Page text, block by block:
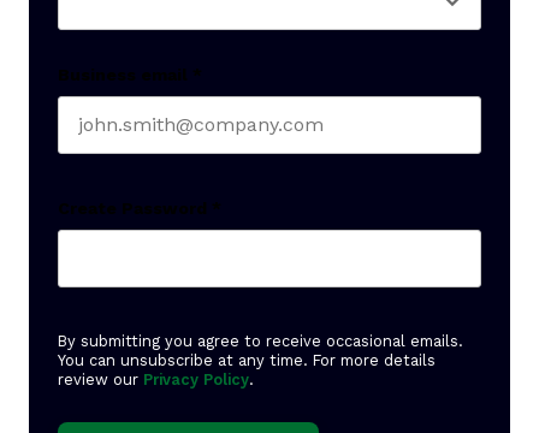
Business email *
Create Password *
By submitting you agree to receive occasional emails.
You can unsubscribe at any time. For more details
review our Privacy Policy.